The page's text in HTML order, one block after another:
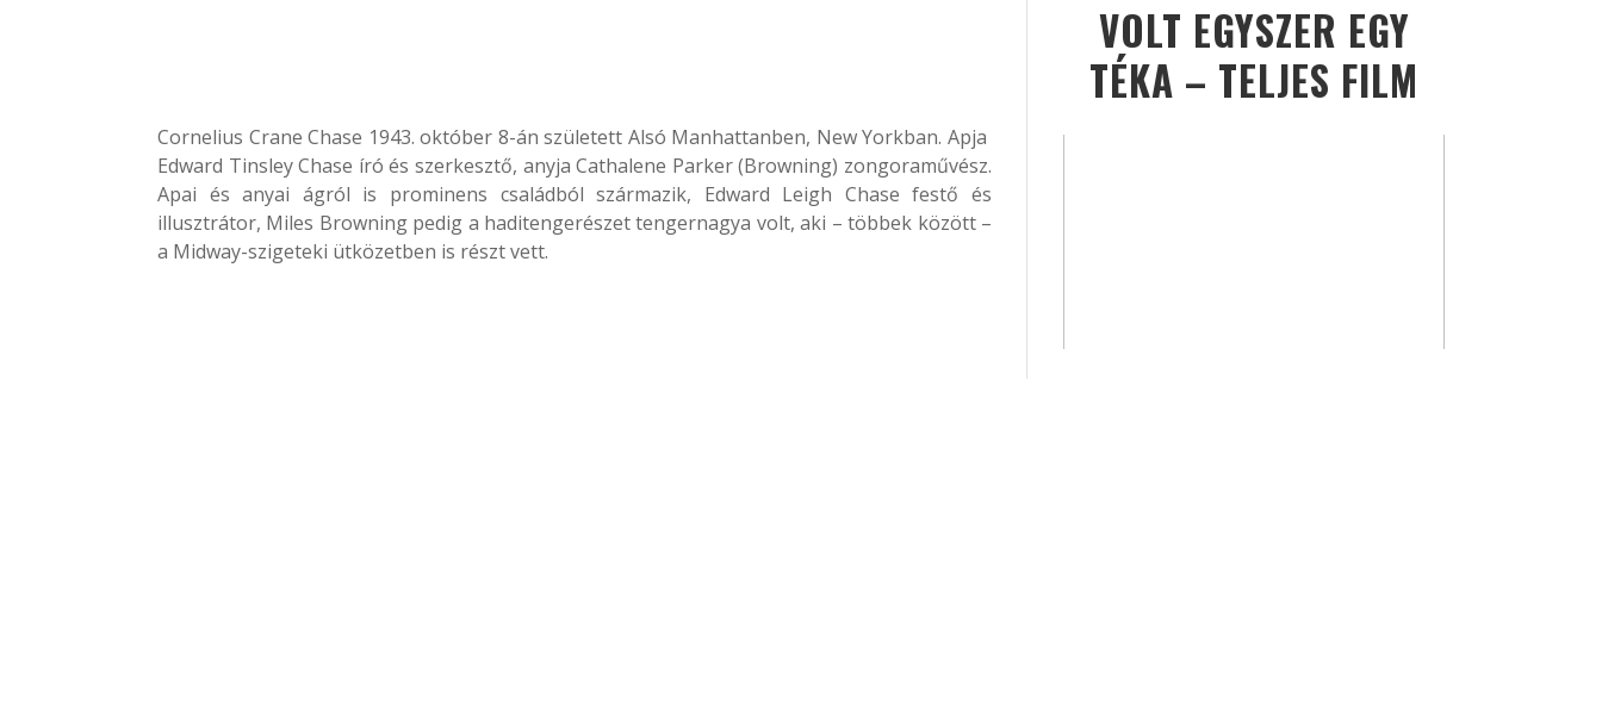
Cornelius Crane Chase 1943. október 8-án született Alsó Manhattanben, New Yorkban. Apja
Edward Tinsley Chase író és szerkesztő, anyja Cathalene Parker (Browning) zongoraművész.
Apai és anyai ágról is prominens családból származik, Edward Leigh Chase festő és
illusztrátor, Miles Browning pedig a haditengerészet tengernagya volt, aki – többek között –
a Midway-szigeteki ütközetben is részt vett.
VOLT EGYSZER EGY
TÉKA – TELJES FILM